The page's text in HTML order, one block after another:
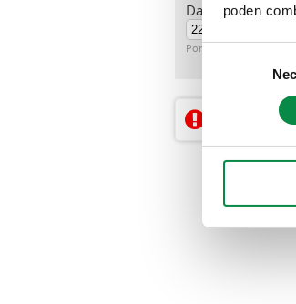
poden
Consent
Datos
Fecha
Por ejemplo, 07-08-2026
Non hai